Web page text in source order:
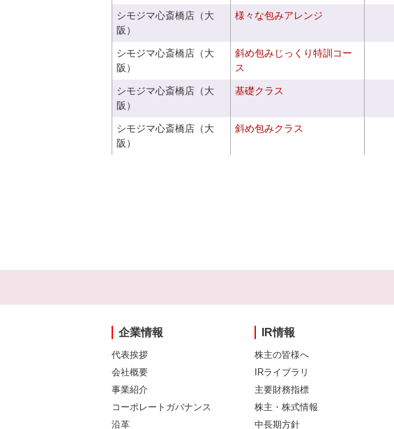
シモジマ心斎橋店（大
阪）
様々な包みアレンジ
シモジマ心斎橋店（大
阪）
斜め包みじっくり特訓コー
ス
シモジマ心斎橋店（大
阪）
基礎クラス
シモジマ心斎橋店（大
阪）
斜め包みクラス
企業情報
代表挨拶
会社概要
事業紹介
コーポレートガバナンス
沿革
IR情報
株主の皆様へ
IRライブラリ
主要財務指標
株主・株式情報
中長期方針